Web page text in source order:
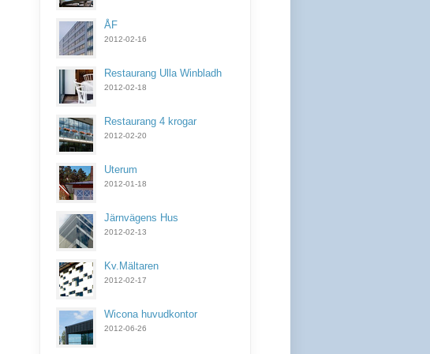
ÅF
2012-02-16
Restaurang Ulla Winbladh
2012-02-18
Restaurang 4 krogar
2012-02-20
Uterum
2012-01-18
Järnvägens Hus
2012-02-13
Kv.Mältaren
2012-02-17
Wicona huvudkontor
2012-06-26